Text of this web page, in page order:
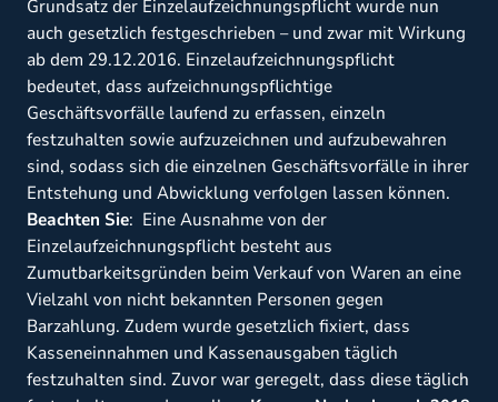
Grundsatz der Einzelaufzeichnungspflicht wurde nun
auch gesetzlich festgeschrieben – und zwar mit Wirkung
ab dem 29.12.2016. Einzelaufzeichnungspflicht
bedeutet, dass aufzeichnungspflichtige
Geschäftsvorfälle laufend zu erfassen, einzeln
festzuhalten sowie aufzuzeichnen und aufzubewahren
sind, sodass sich die einzelnen Geschäftsvorfälle in ihrer
Entstehung und Abwicklung verfolgen lassen können.
Beachten Sie: Eine Ausnahme von der
Einzelaufzeichnungspflicht besteht aus
Zumutbarkeitsgründen beim Verkauf von Waren an eine
Vielzahl von nicht bekannten Personen gegen
Barzahlung. Zudem wurde gesetzlich fixiert, dass
Kasseneinnahmen und Kassenausgaben täglich
festzuhalten sind. Zuvor war geregelt, dass diese täglich